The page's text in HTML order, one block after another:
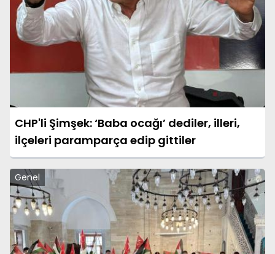
CHP'li Şimşek: ‘Baba ocağı’ dediler, illeri,
ilçeleri paramparça edip gittiler
Genel